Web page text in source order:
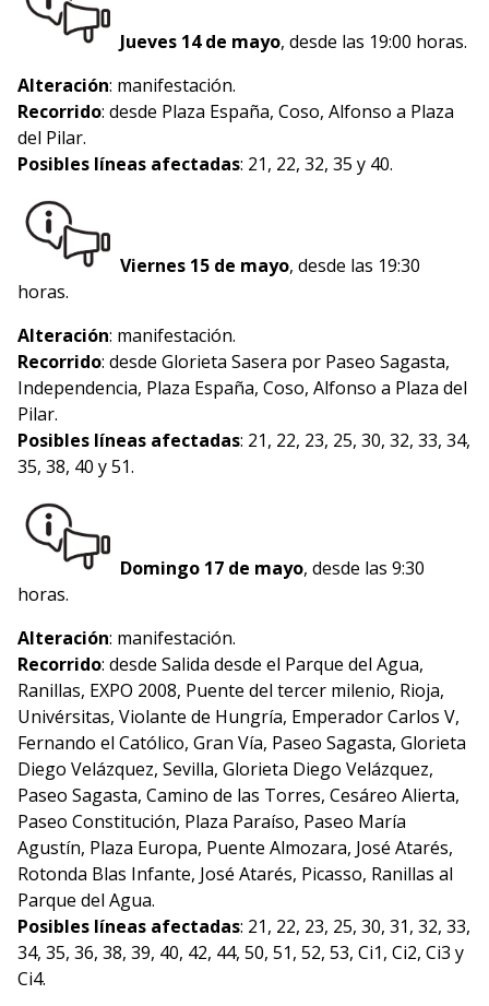
Jueves 14 de mayo, desde las 19:00 horas.
Alteración: manifestación.
Recorrido: desde Plaza España, Coso, Alfonso a Plaza
del Pilar.
Posibles líneas afectadas: 21, 22, 32, 35 y 40.
Viernes 15 de mayo, desde las 19:30
horas.
Alteración: manifestación.
Recorrido: desde Glorieta Sasera por Paseo Sagasta,
Independencia, Plaza España, Coso, Alfonso a Plaza del
Pilar.
Posibles líneas afectadas: 21, 22, 23, 25, 30, 32, 33, 34,
35, 38, 40 y 51.
Domingo 17 de mayo, desde las 9:30
horas.
Alteración: manifestación.
Recorrido: desde Salida desde el Parque del Agua,
Ranillas, EXPO 2008, Puente del tercer milenio, Rioja,
Univérsitas, Violante de Hungría, Emperador Carlos V,
Fernando el Católico, Gran Vía, Paseo Sagasta, Glorieta
Diego Velázquez, Sevilla, Glorieta Diego Velázquez,
Paseo Sagasta, Camino de las Torres, Cesáreo Alierta,
Paseo Constitución, Plaza Paraíso, Paseo María
Agustín, Plaza Europa, Puente Almozara, José Atarés,
Rotonda Blas Infante, José Atarés, Picasso, Ranillas al
Parque del Agua.
Posibles líneas afectadas: 21, 22, 23, 25, 30, 31, 32, 33,
34, 35, 36, 38, 39, 40, 42, 44, 50, 51, 52, 53, Ci1, Ci2, Ci3 y
Ci4.